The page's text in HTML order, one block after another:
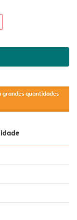
grandes quantidades